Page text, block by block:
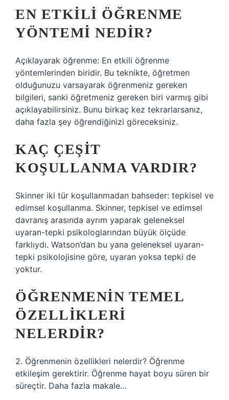
EN ETKILI ÖĞRENME
YÖNTEMI NEDIR?
Açıklayarak öğrenme: En etkili öğrenme
yöntemlerinden biridir. Bu teknikte, öğretmen
olduğunuzu varsayarak öğrenmeniz gereken
bilgileri, sanki öğretmeniz gereken biri varmış gibi
açıklayabilirsiniz. Bunu birkaç kez tekrarlarsanız,
daha fazla şey öğrendiğinizi göreceksiniz.
KAÇ ÇEŞIT
KOŞULLANMA VARDIR?
Skinner iki tür koşullanmadan bahseder: tepkisel ve
edimsel koşullanma. Skinner, tepkisel ve edimsel
davranış arasında ayrım yaparak geleneksel
uyaran-tepki psikologlarından büyük ölçüde
farklıydı. Watson’dan bu yana geleneksel uyaran-
tepki psikolojisine göre, uyaran yoksa tepki de
yoktur.
ÖĞRENMENIN TEMEL
ÖZELLIKLERI
NELERDIR?
2. Öğrenmenin özellikleri nelerdir? Öğrenme
etkileşim gerektirir. Öğrenme hayat boyu süren bir
süreçtir. Daha fazla makale…